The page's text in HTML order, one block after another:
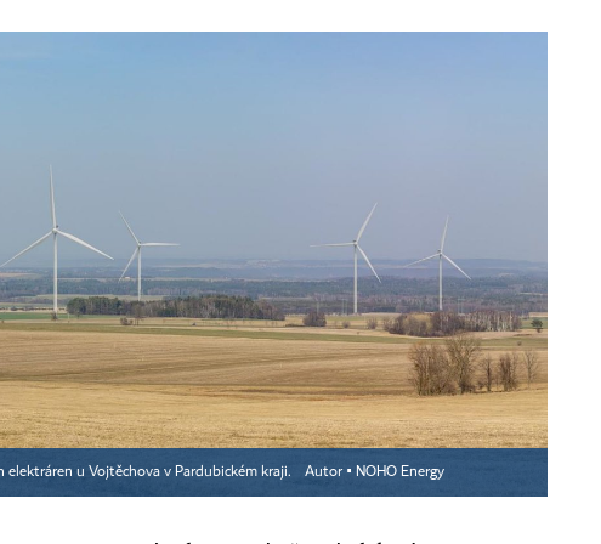
u Vojtěchova v Pardubickém kraji. Autor ▪ NOHO Energy